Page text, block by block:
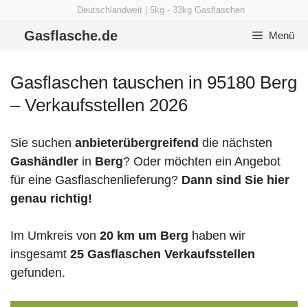
Deutschlandweit | 5kg - 33kg Gasflaschen
Gasflasche.de Menü
Gasflaschen tauschen in 95180 Berg
– Verkaufsstellen 2026
Sie suchen anbieterübergreifend die nächsten
Gashändler in Berg? Oder möchten ein Angebot
für eine Gasflaschenlieferung? Dann sind Sie hier
genau richtig!
Im Umkreis von 20 km um Berg haben wir
insgesamt 25 Gasflaschen Verkaufsstellen
gefunden.